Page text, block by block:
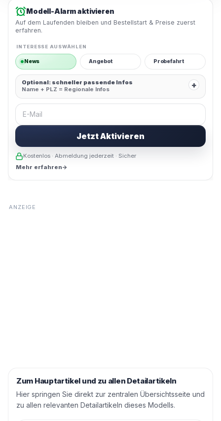
Modell-Alarm aktivieren
Auf dem Laufenden bleiben und Bestellstart & Preise zuerst
erfahren.
INTERESSE AUSWÄHLEN
News Angebot Probefahrt
Optional: schneller passende Infos
Name + PLZ = Regionale Infos
+
E-Mail
Jetzt Aktivieren
Kostenlos · Abmeldung jederzeit · Sicher
Mehr erfahren→
Zum Hauptartikel und zu allen Detailartikeln
Hier springen Sie direkt zur zentralen Übersichtsseite und
zu allen relevanten Detailartikeln dieses Modells.